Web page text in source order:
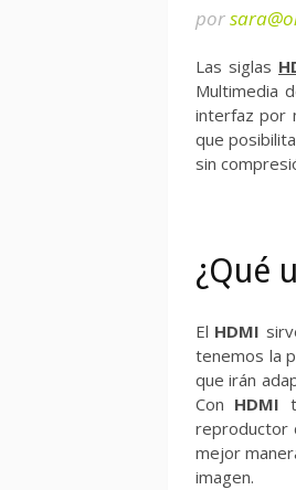
por
Las siglas
Multimedia
interfaz por
que
sin
¿Qué
El HDMI
tenemos la
que irán
Con HDMI
reproductor
mejor
imagen.